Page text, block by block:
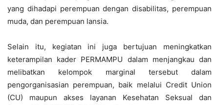
yang dihadapi perempuan dengan disabilitas, perempuan
muda, dan perempuan lansia.
Selain itu, kegiatan ini juga bertujuan meningkatkan
keterampilan kader PERMAMPU dalam menjangkau dan
melibatkan kelompok marginal tersebut dalam
pengorganisasian perempuan, baik melalui Credit Union
(CU) maupun akses layanan Kesehatan Seksual dan